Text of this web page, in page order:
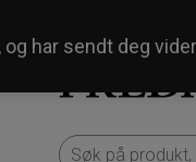
har sendt deg